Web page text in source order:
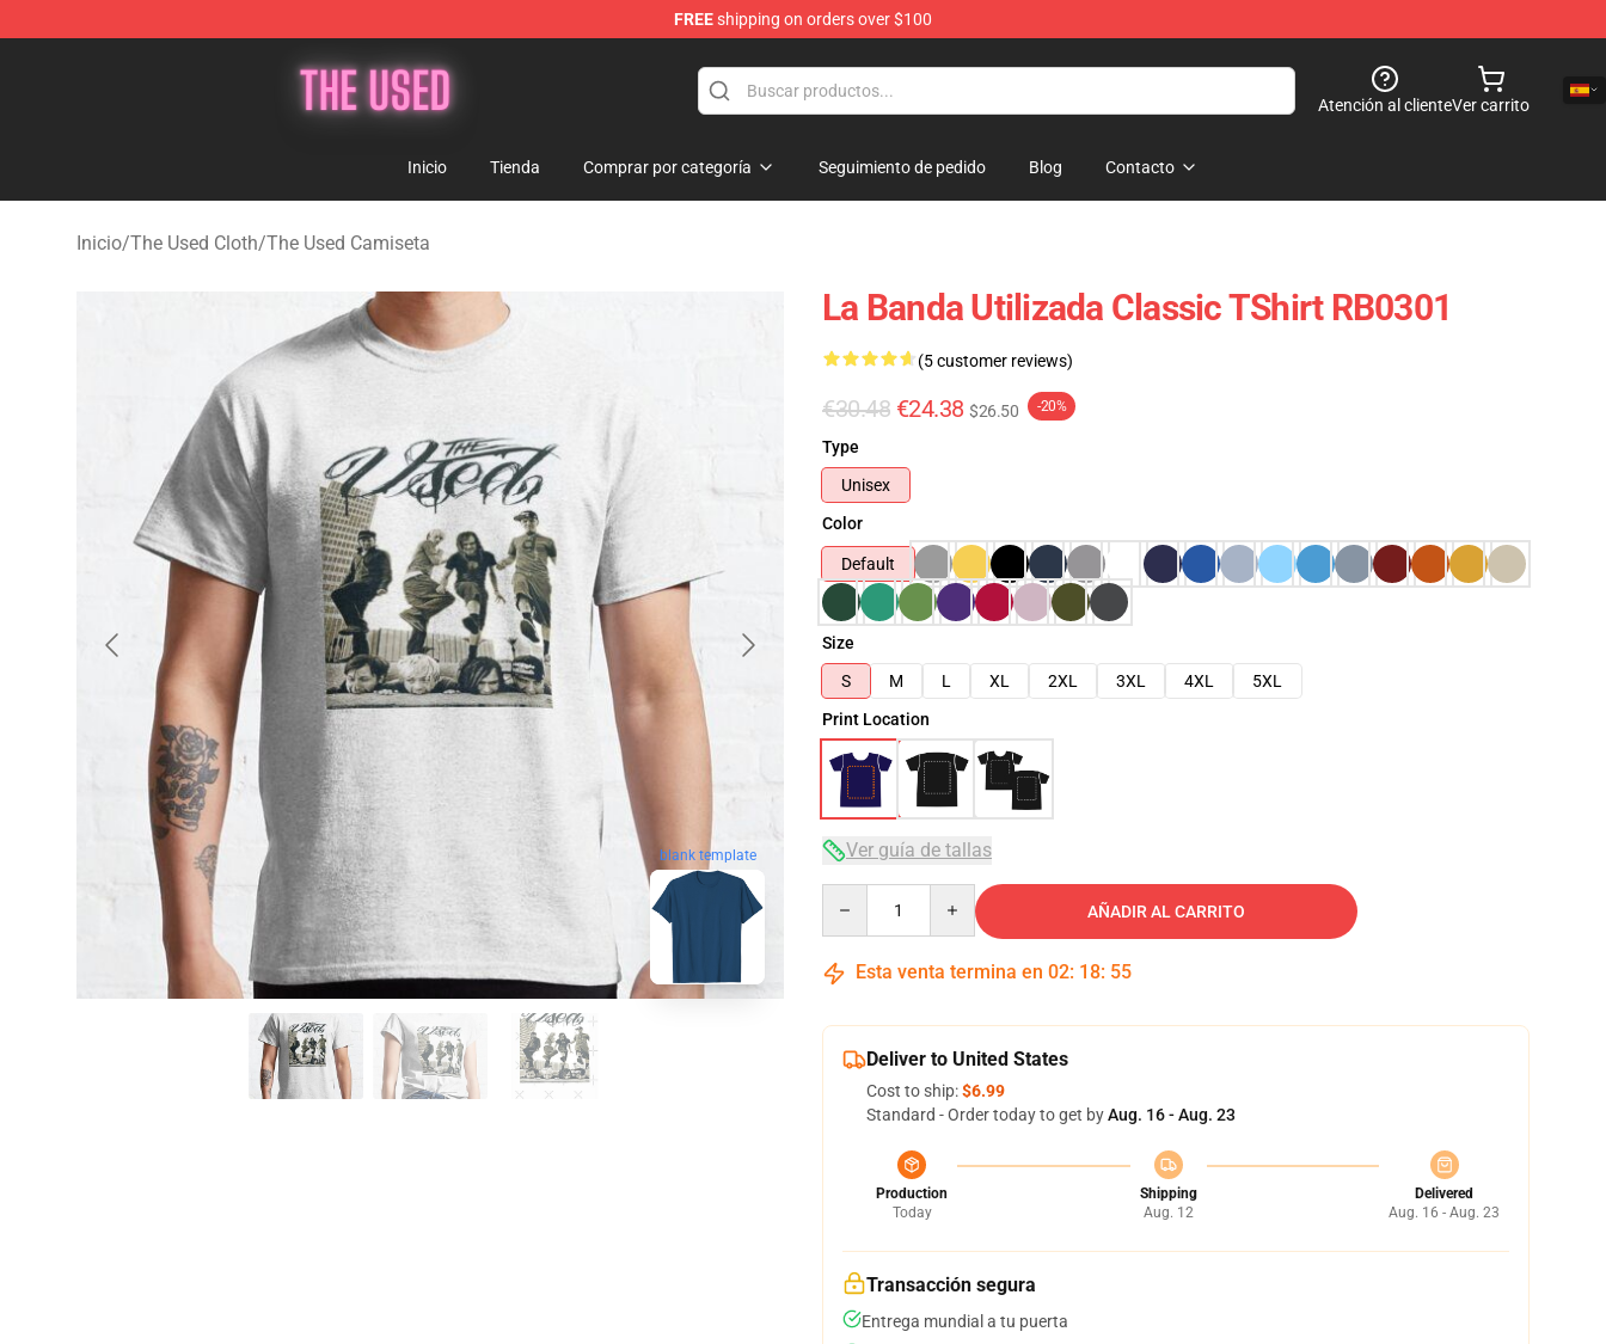
FREEshipping on orders over $100
Atención al clienteVer carrito
Inicio Tienda Comprar por categoría Seguimiento de pedido Blog Contacto
Inicio/The Used Cloth/The Used Camiseta
blank template
La Banda Utilizada Classic TShirt RB0301
(5 customer reviews)
€30.48 €24.38 $26.50 -20%
Type
Unisex
Color
Default
Size
S
M L XL 2XL 3XL 4XL
5XL
Print Location
Ver guía de tallas
AÑADIR AL CARRITO
Esta venta termina en 02: 18: 54
Deliver to United States
Cost to ship:$6.99
Standard - Order today to get byAug. 16 - Aug. 23
Production
Today
Shipping
Aug. 12
Delivered
Aug. 16 - Aug. 23
Transacción segura
Entrega mundial a tu puerta